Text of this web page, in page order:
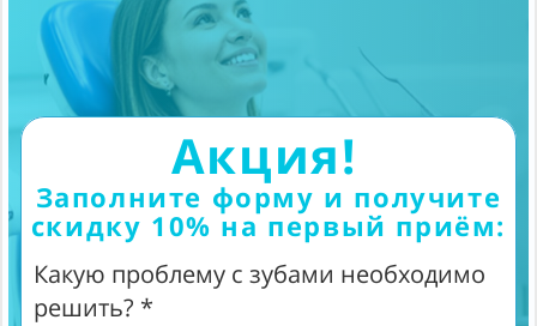
Акция!
Заполните форму и получите
скидку 10% на первый приём:
Какую проблему с зубами необходимо
решить? *